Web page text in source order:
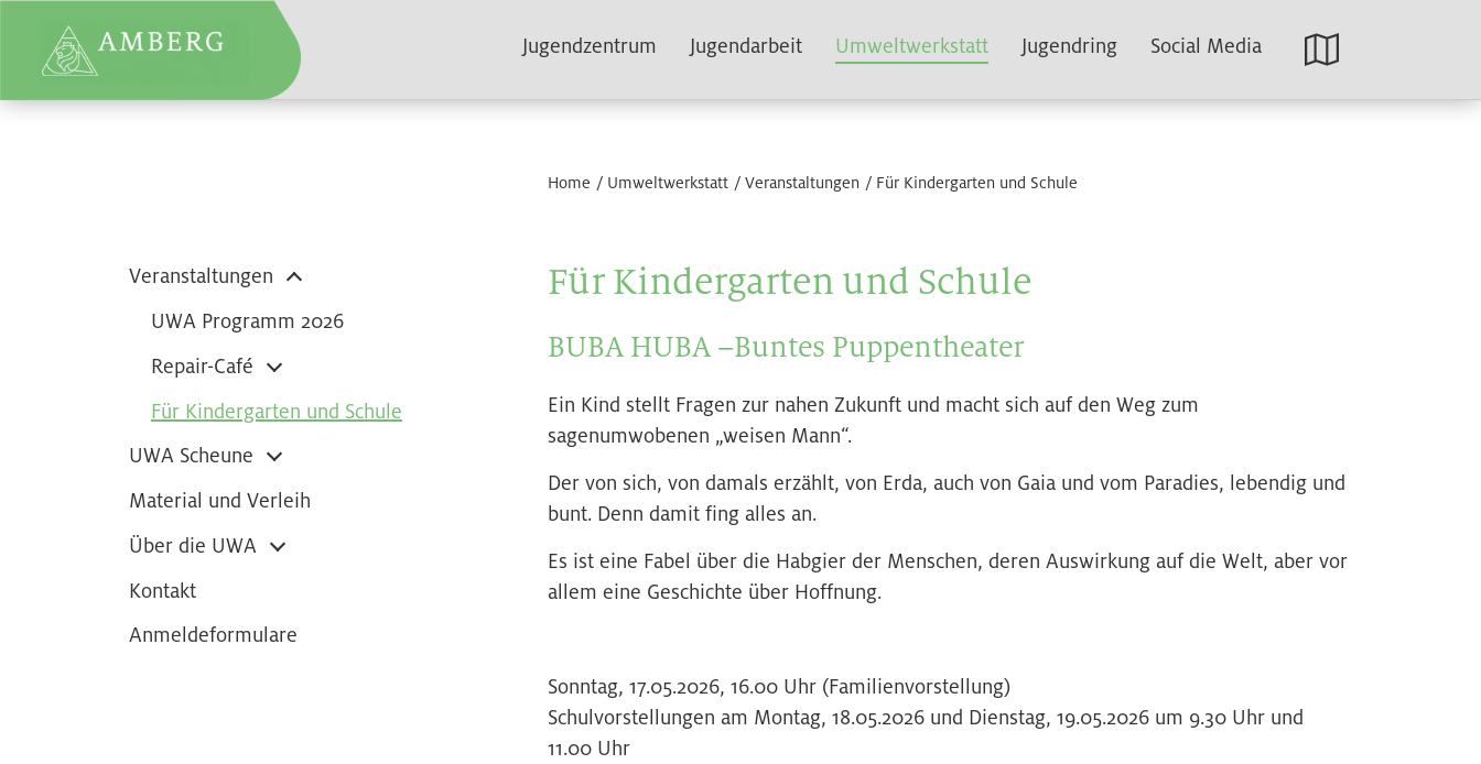
Jugendzentrum Jugendarbeit Umweltwerkstatt Jugendring Social Media
Home Umweltwerkstatt Veranstaltungen Für Kindergarten und Schule
Veranstaltungen
UWA Programm 2026
Repair-Café
Für Kindergarten und Schule
UWA Scheune
Material und Verleih
Über die UWA
Kontakt
Anmeldeformulare
Für Kindergarten und Schule
BUBA HUBA –Buntes Puppentheater
Ein Kind stellt Fragen zur nahen Zukunft und macht sich auf den Weg zum
sagenumwobenen „weisen Mann“.
Der von sich, von damals erzählt, von Erda, auch von Gaia und vom Paradies, lebendig und
bunt. Denn damit fing alles an.
Es ist eine Fabel über die Habgier der Menschen, deren Auswirkung auf die Welt, aber vor
allem eine Geschichte über Hoffnung.
Sonntag, 17.05.2026, 16.00 Uhr (Familienvorstellung)
Schulvorstellungen am Montag, 18.05.2026 und Dienstag, 19.05.2026 um 9.30 Uhr und
11.00 Uhr